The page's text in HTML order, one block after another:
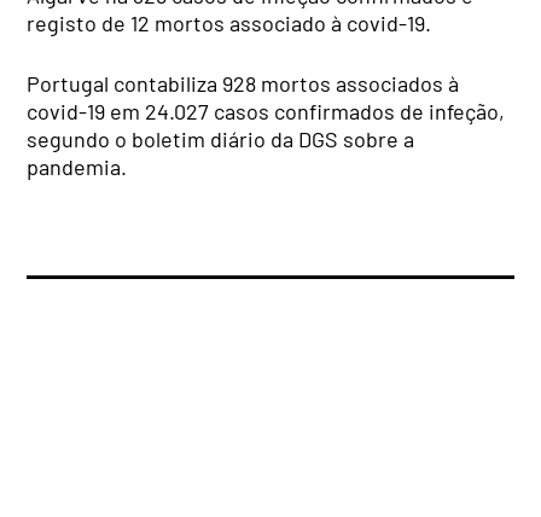
registo de 12 mortos associado à covid-19.
Portugal contabiliza 928 mortos associados à
covid-19 em 24.027 casos confirmados de infeção,
segundo o boletim diário da DGS sobre a
pandemia.